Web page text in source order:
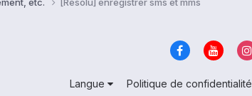
Langue Politique de confidentialité